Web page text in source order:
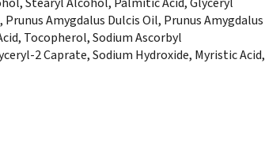
Amygdalus Dulcis Oil, Prunus Amygdalus
Tocopherol, Sodium Ascorbyl
2 Caprate, Sodium Hydroxide, Myristic Acid,